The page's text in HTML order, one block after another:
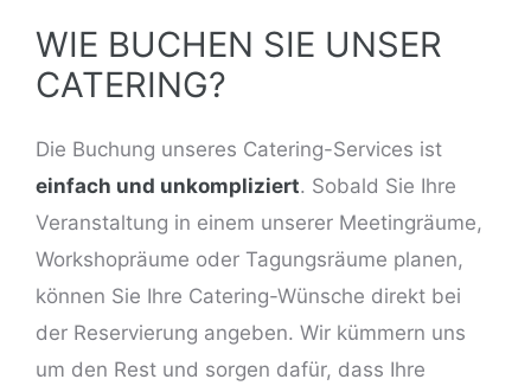
WIE BUCHEN SIE UNSER
CATERING?
Die Buchung unseres Catering-Services ist
einfach und unkompliziert. Sobald Sie Ihre
Veranstaltung in einem unserer Meetingräume,
Workshopräume oder Tagungsräume planen,
können Sie Ihre Catering-Wünsche direkt bei
der Reservierung angeben. Wir kümmern uns
um den Rest und sorgen dafür, dass Ihre